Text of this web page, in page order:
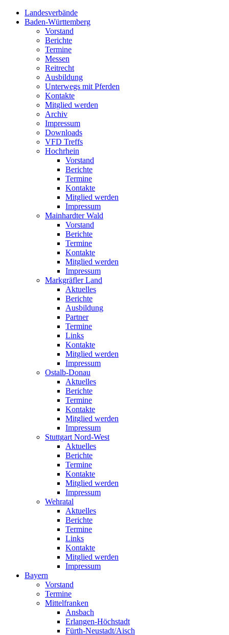
Landesverbände
Baden-Württemberg
Vorstand
Berichte
Termine
Messen
Reitrecht
Ausbildung
Unterwegs mit Pferden
Kontakte
Mitglied werden
Archiv
Impressum
Downloads
VFD Treffs
Hochrhein
Vorstand
Berichte
Termine
Kontakte
Mitglied werden
Impressum
Mainhardter Wald
Vorstand
Berichte
Termine
Kontakte
Mitglied werden
Impressum
Markgräfler Land
Aktuelles
Berichte
Ausbildung
Partner
Termine
Links
Kontakte
Mitglied werden
Impressum
Ostalb-Donau
Aktuelles
Berichte
Termine
Kontakte
Mitglied werden
Impressum
Stuttgart Nord-West
Aktuelles
Berichte
Termine
Kontakte
Mitglied werden
Impressum
Wehratal
Aktuelles
Berichte
Termine
Links
Kontakte
Mitglied werden
Impressum
Bayern
Vorstand
Termine
Mittelfranken
Ansbach
Erlangen-Höchstadt
Fürth-Neustadt/Aisch